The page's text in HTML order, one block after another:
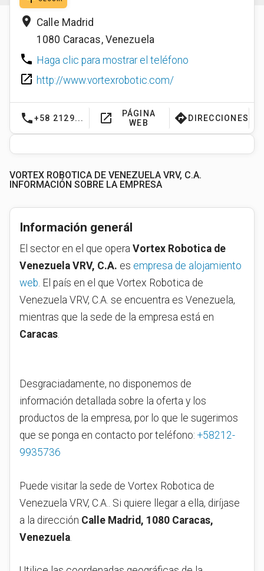
place Calle Madrid
1080 Caracas, Venezuela
phone Haga clic para mostrar el teléfono
launch http://www.vortexrobotic.com/
phone+58 2129... launch
PÁGINA
WEB
directions DIRECCIONES
VORTEX ROBOTICA DE VENEZUELA VRV, C.A.
INFORMACIÓN SOBRE LA EMPRESA
Información generál
El sector en el que opera Vortex Robotica de
Venezuela VRV, C.A. es empresa de alojamiento
web . El país en el que Vortex Robotica de
Venezuela VRV, C.A. se encuentra es Venezuela,
mientras que la sede de la empresa está en
Caracas
Desgraciadamente, no disponemos de
información detallada sobre la oferta y los
productos de la empresa, por lo que le sugerimos
que se ponga en contacto por teléfono: +58212-
9935736
Puede visitar la sede de Vortex Robotica de
Venezuela VRV, C.A.. Si quiere llegar a ella, diríjase
a la dirección Calle Madrid, 1080 Caracas,
Venezuela